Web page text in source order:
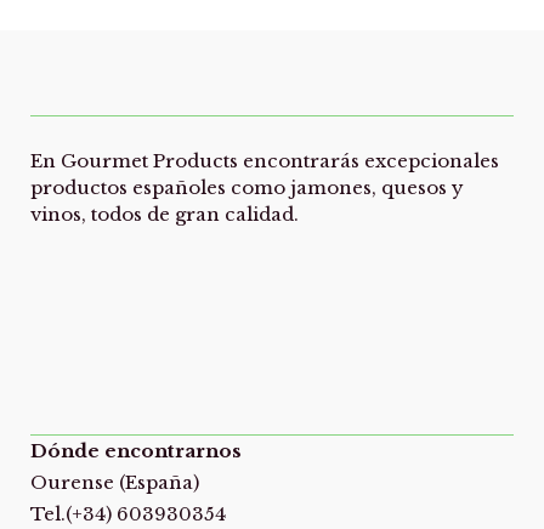
En Gourmet Products encontrarás excepcionales
productos españoles como jamones, quesos y
vinos, todos de gran calidad.
Dónde encontrarnos
Ourense (España)
Tel.(+34) 603930354